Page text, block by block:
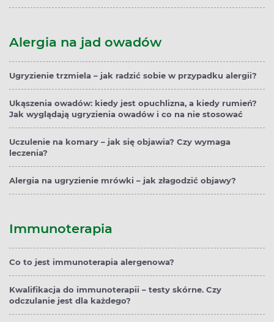
Alergia na jad owadów
Ugryzienie trzmiela – jak radzić sobie w przypadku alergii?
Ukąszenia owadów: kiedy jest opuchlizna, a kiedy rumień?
Jak wyglądają ugryzienia owadów i co na nie stosować
Uczulenie na komary – jak się objawia? Czy wymaga
leczenia?
Alergia na ugryzienie mrówki – jak złagodzić objawy?
Immunoterapia
Co to jest immunoterapia alergenowa?
Kwalifikacja do immunoterapii – testy skórne. Czy
odczulanie jest dla każdego?